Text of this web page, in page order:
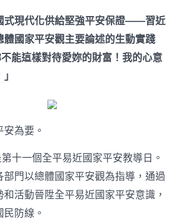
平
總
書
記
關
德
零
件
商
家
式現代化供給堅強平安保證——習近
體國家平安觀主要論述的生動實踐
不能這樣對待愛妳的財富！我的心意
為要。
十一個全平易近國家平安教導日。
部門以總體國家平安觀為指導，通過
活動晉陞全平易近國家平安意識，
防線。